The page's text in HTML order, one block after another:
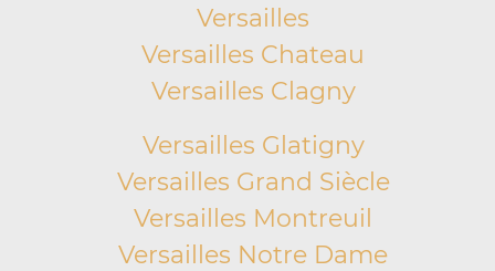
Versailles
Versailles Chateau
Versailles Clagny
Versailles Glatigny
Versailles Grand Siècle
Versailles Montreuil
Versailles Notre Dame